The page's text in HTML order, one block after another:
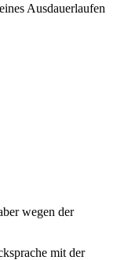
Ausdauerlaufen
wegen der
mit der